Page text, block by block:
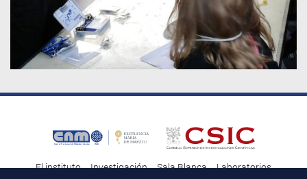
El instituto Investigación Sala Blanca Laboratorios